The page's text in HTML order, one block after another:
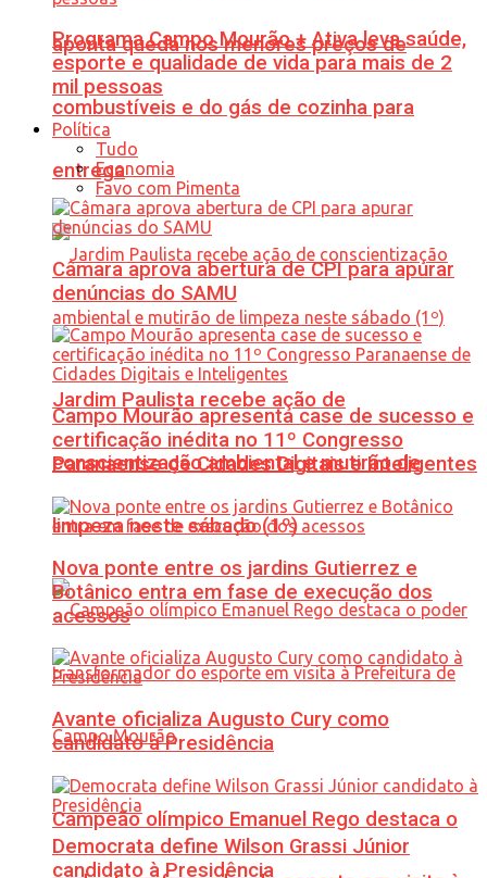
aponta queda nos menores preços de
combustíveis e do gás de cozinha para
entrega
Jardim Paulista recebe ação de
conscientização ambiental e mutirão de
limpeza neste sábado (1º)
Campeão olímpico Emanuel Rego destaca o
Programa Campo Mourão + Ativa leva saúde,
esporte e qualidade de vida para mais de 2
mil pessoas
Política
Tudo
Economia
Favo com Pimenta
Câmara aprova abertura de CPI para apurar
denúncias do SAMU
Campo Mourão apresenta case de sucesso e
certificação inédita no 11º Congresso
Paranaense de Cidades Digitais e Inteligentes
Nova ponte entre os jardins Gutierrez e
Botânico entra em fase de execução dos
acessos
Avante oficializa Augusto Cury como
candidato à Presidência
Democrata define Wilson Grassi Júnior
candidato à Presidência